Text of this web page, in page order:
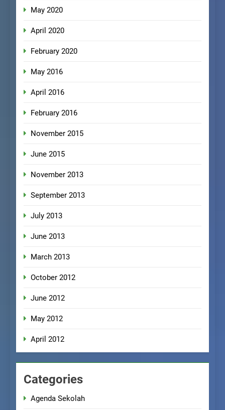
May 2020
April 2020
February 2020
May 2016
April 2016
February 2016
November 2015
June 2015
November 2013
September 2013
July 2013
June 2013
March 2013
October 2012
June 2012
May 2012
April 2012
Categories
Agenda Sekolah